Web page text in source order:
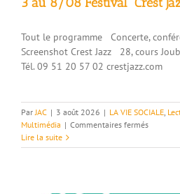
Tout le programme Concerte,
Screenshot Crest Jazz 28, cours
Tél. 09 51 20 57 02 crestjazz.com
ParJAC | 3 août 2026 | LA VIE SOCIALE,
Multimédia | Commentaires ferméssur
au
Lire la suite